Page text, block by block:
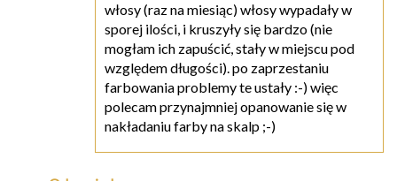
włosy (raz na miesiąc) włosy wypadały w
sporej ilości, i kruszyły się bardzo (nie
mogłam ich zapuścić, stały w miejscu pod
względem długości). po zaprzestaniu
farbowania problemy te ustały :-) więc
polecam przynajmniej opanowanie się w
nakładaniu farby na skalp ;-)